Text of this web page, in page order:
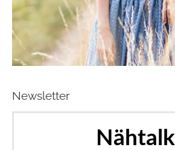
Newsletter
Nähtalk